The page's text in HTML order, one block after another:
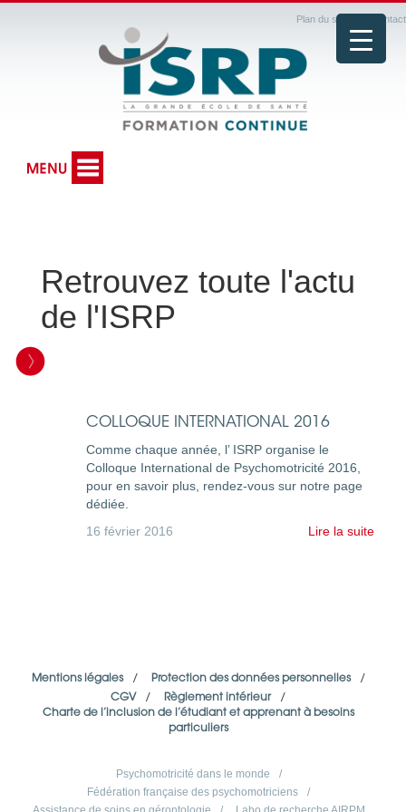
Plan du site Contact
Retrouvez toute l'actu
de l'ISRP
COLLOQUE INTERNATIONAL 2016
Comme chaque année, l’ ISRP organise le
Colloque International de Psychomotricité 2016,
pour en savoir plus, rendez-vous sur notre page
dédiée.
16 février 2016
Lire la suite
Mentions légales / Protection des données personnelles
/
CGV
/ Règlement intérieur
/
Charte de l’inclusion de l’étudiant et apprenant à besoins
particuliers
Psychomotricité dans le monde
/
Fédération française des psychomotriciens
/